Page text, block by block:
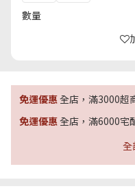
數量
免運優惠全店，滿3000超
免運優惠全店，滿6000宅
全